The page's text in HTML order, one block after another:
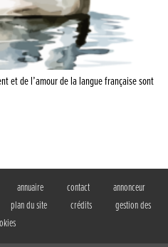
et de l’amour de la langue française sont
annuaire contact
annonceur
plan du site crédits
gestion des